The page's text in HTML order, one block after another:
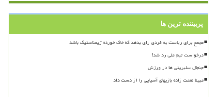
پربیننده ترین ها
مجمع برای ریاست به فردی رای بدهد که خاک خورده ژیمناستیک باشد
درخواست تیم ملی رد شد!
جنجال سلبریتی ها در ورزش
مبینا نعمت زاده بازیهای آسیایی را از دست داد